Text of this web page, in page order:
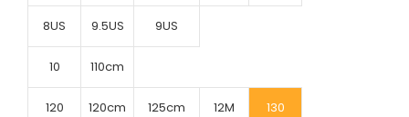
8US 9.5US 9US
10 110cm
120 120cm 125cm 12M 130